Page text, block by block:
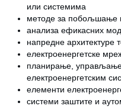
или системима
методе за побољшање
анализа ефикасних
напредне архитектуре
електроенергетске
планирање, управљање
електроенергетским
елементи
системи заштите и